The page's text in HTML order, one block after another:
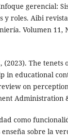
gerencial:
y roles. Aibi
Volumen 11,
(2023). The
in educational
on
Administration
como
sobre la